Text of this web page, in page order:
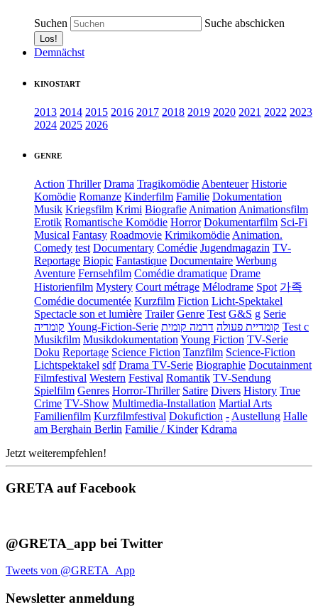
Suchen Suche abschicken
Demnächst
KINOSTART
2013 2014 2015 2016 2017 2018 2019 2020 2021 2022 2023
2024 2025 2026
GENRE
Action Thriller Drama TragikomödieAbenteuer Historie
Komödie Romanze Kinderfilm Familie Dokumentation
Musik Kriegsfilm Krimi BiografieAnimationAnimationsfilm
Erotik Romantische Komödie Horror Dokumentarfilm Sci-Fi
Musical Fantasy Roadmovie KrimikomödieAnimation.
Comedy test Documentary Comédie Jugendmagazin TV-
Reportage Biopic Fantastique Documentaire Werbung
Aventure Fernsehfilm Comédie dramatique Drame
Historienfilm Mystery Court métrage Mélodrame Spot 가족
Comédie documentée Kurzfilm Fiction Licht-Spektakel
Spectacle son et lumière Trailer Genre Test G&S g Serie
קומדיה Young-Fiction-Serie קומדיית פעולה דרמה קומית
Test c
Musikfilm MusikdokumentationYoung Fiction TV-Serie
Doku Reportage Science Fiction Tanzfilm Science-Fiction
Lichtspektakel sdf Drama TV-Serie Biographie Docutainment
Filmfestival Western Festival Romantik TV-Sendung
Spielfilm Genres Horror-Thriller Satire Divers History True
Crime TV-Show Multimedia-Installation Martial Arts
Familienfilm Kurzfilmfestival Dokufiction -Austellung Halle
am Berghain Berlin Familie / Kinder Kdrama
Jetzt weiterempfehlen!
GRETA auf Facebook
@GRETA_app bei Twitter
Tweets von @GRETA_App
Newsletter anmeldung